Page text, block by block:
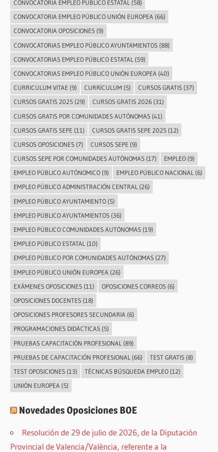
CONVOCATORIA EMPLEO PÚBLICO ESTATAL (58)
CONVOCATORIA EMPLEO PÚBLICO UNIÓN EUROPEA(66)
CONVOCATORIA OPOSICIONES(9)
CONVOCATORIAS EMPLEO PÚBLICO AYUNTAMIENTOS(88)
CONVOCATORIAS EMPLEO PÚBLICO ESTATAL (59)
CONVOCATORIAS EMPLEO PÚBLICO UNIÓN EUROPEA (40)
CURRICULUM VITAE (9) CURRÍCULUM (5) CURSOS GRATIS(37)
CURSOS GRATIS 2025(29) CURSOS GRATIS 2026(31)
CURSOS GRATIS POR COMUNIDADES AUTÓNOMAS(41)
CURSOS GRATIS SEPE (11) CURSOS GRATIS SEPE 2025(12)
CURSOS OPOSICIONES(7) CURSOS SEPE (9)
CURSOS SEPE POR COMUNIDADES AUTÓNOMAS(17) EMPLEO(9)
EMPLEO PÚBLICO AUTÓNOMICO(9) EMPLEO PÚBLICO NACIONAL(6)
EMPLEO PÚBLICO ADMINISTRACIÓN CENTRAL(26)
EMPLEO PÚBLICO AYUNTAMIENTO(5)
EMPLEO PÚBLICO AYUNTAMIENTOS(36)
EMPLEO PÚBLICO COMUNIDADES AUTÓNOMAS(19)
EMPLEO PÚBLICO ESTATAL(10)
EMPLEO PÚBLICO POR COMUNIDADES AUTÓNOMAS(27)
EMPLEO PÚBLICO UNIÓN EUROPEA (26)
EXÁMENES OPOSICIONES(11) OPOSICIONES CORREOS(6)
OPOSICIONES DOCENTES(18)
OPOSICIONES PROFESORES SECUNDARIA (6)
PROGRAMACIONES DIDÁCTICAS(5)
PRUEBAS CAPACITACIÓN PROFESIONAL (89)
PRUEBAS DE CAPACITACIÓN PROFESIONAL (66) TEST GRATIS(8)
TEST OPOSICIONES(13) TÉCNICAS BÚSQUEDA EMPLEO(12)
UNIÓN EUROPEA (5)
Novedades Oposiciones BOE
Resolución de 29 de julio de 2026, de la Diputación
Provincial de Valencia/València, referente a la